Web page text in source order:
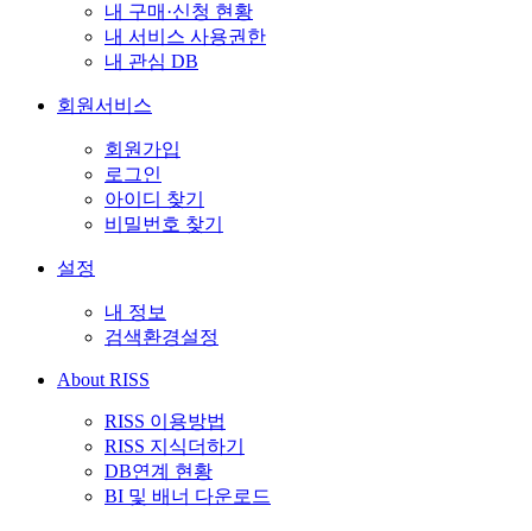
내 구매·신청 현황
내 서비스 사용권한
내 관심 DB
회원서비스
회원가입
로그인
아이디 찾기
비밀번호 찾기
설정
내 정보
검색환경설정
About RISS
RISS 이용방법
RISS 지식더하기
DB연계 현황
BI 및 배너 다운로드